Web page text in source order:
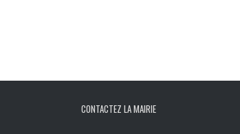
CONTACTEZ LA MAIRIE